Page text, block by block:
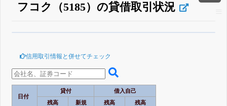
フコク（5185）の貸借取引状況
登録すると永久30%OFFと米株版の先行利用も付きます
信用取引情報と併せてチェック
日付
貸付
借入自己
残高
新規 残高 残高